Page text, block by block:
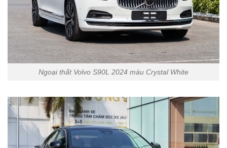
Ngoại thất Volvo S90L 2024 màu Crystal White